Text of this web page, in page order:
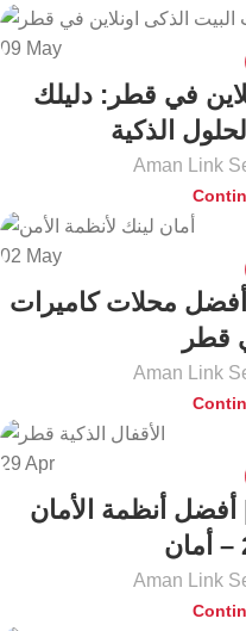
09 May
في قطر: دليلك
الذكية
Aman Link
02 May
أفضل محلات كاميرات
قطر
Aman Link
29 Apr
أفضل أنظمة الأمان
Aman Link